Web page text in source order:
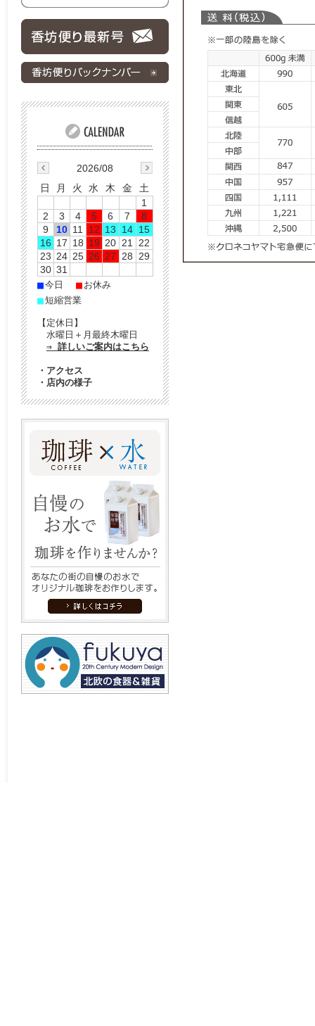
2026/08
日
月 火 水 木 金
土
1
2
3 4 5 6 7
8
9
10 11 12 13 14 15
16 17 18 19 20 21
22
23 24 25 26 27 28
29
30 31
■今日 ■ お休み
■短縮営業
【定休日】
水曜日＋月最終木曜日
⇒ 詳しいご案内はこちら
・ アクセス
・ 店内の様子